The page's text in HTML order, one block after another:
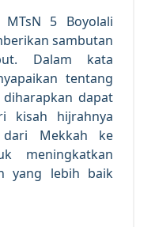
MTsN 5 Boyolali
sambutan
Dalam kata
tentang
dapat
kisah hijrahnya
dari Mekkah ke
meningkatkan
yang lebih baik